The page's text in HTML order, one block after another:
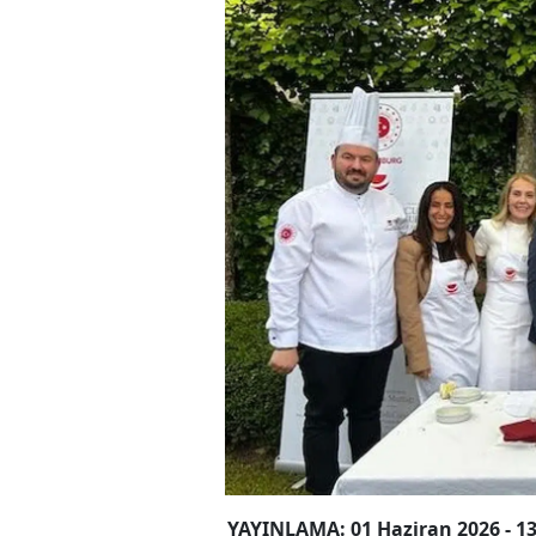
YAYINLAMA: 01 Haziran 2026 -